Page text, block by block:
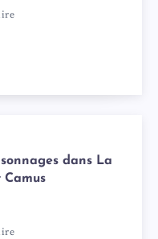
dans La
Camus